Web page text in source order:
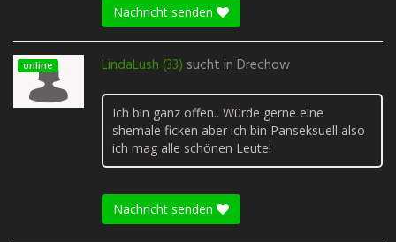
Nachricht senden
online LindaLush (33) sucht in Drechow
Ich bin ganz offen.. Würde gerne eine
shemale ficken aber ich bin Panseksuell also
ich mag alle schönen Leute!
Nachricht senden